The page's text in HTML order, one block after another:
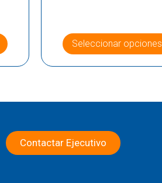
Seleccionar opciones
Contactar Ejecutivo